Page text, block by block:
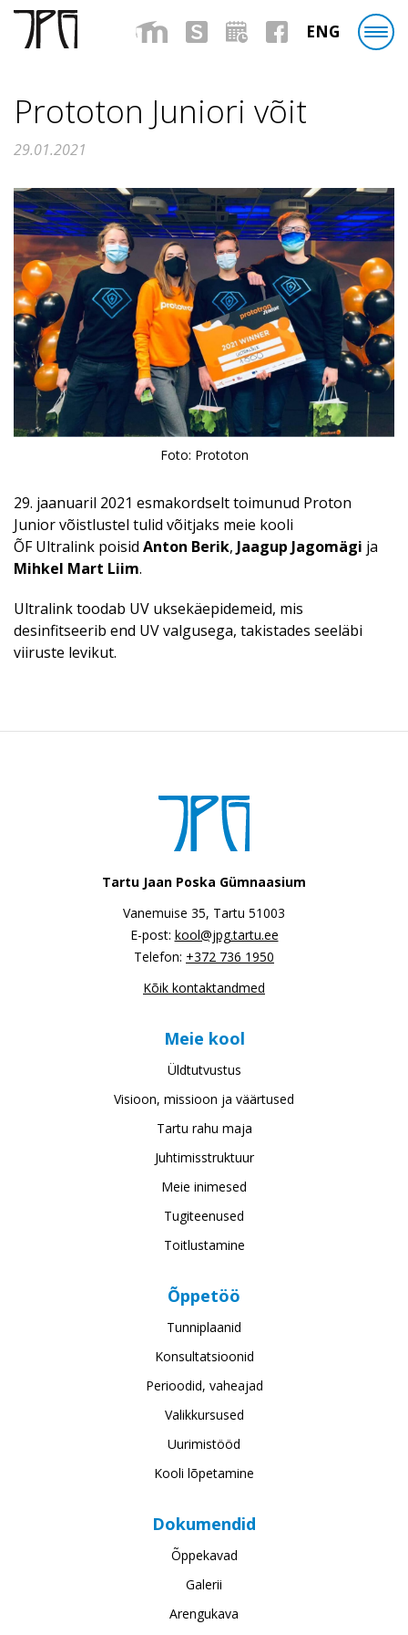
ENG
Prototon Juniori võit
29.01.2021
Foto: Prototon
29. jaanuaril 2021 esmakordselt toimunud Proton
Junior võistlustel tulid võitjaks meie kooli
ÕF Ultralink poisid Anton Berik, Jaagup Jagomägi ja
Mihkel Mart Liim.
Ultralink toodab UV uksekäepidemeid, mis
desinfitseerib end UV valgusega, takistades seeläbi
viiruste levikut.
Tartu Jaan Poska Gümnaasium
Vanemuise 35, Tartu 51003
E-post: kool@jpg.tartu.ee
Telefon: +372 736 1950
Kõik kontaktandmed
Meie kool
Üldtutvustus
Visioon, missioon ja väärtused
Tartu rahu maja
Juhtimisstruktuur
Meie inimesed
Tugiteenused
Toitlustamine
Õppetöö
Tunniplaanid
Konsultatsioonid
Perioodid, vaheajad
Valikkursused
Uurimistööd
Kooli lõpetamine
Dokumendid
Õppekavad
Galerii
Arengukava